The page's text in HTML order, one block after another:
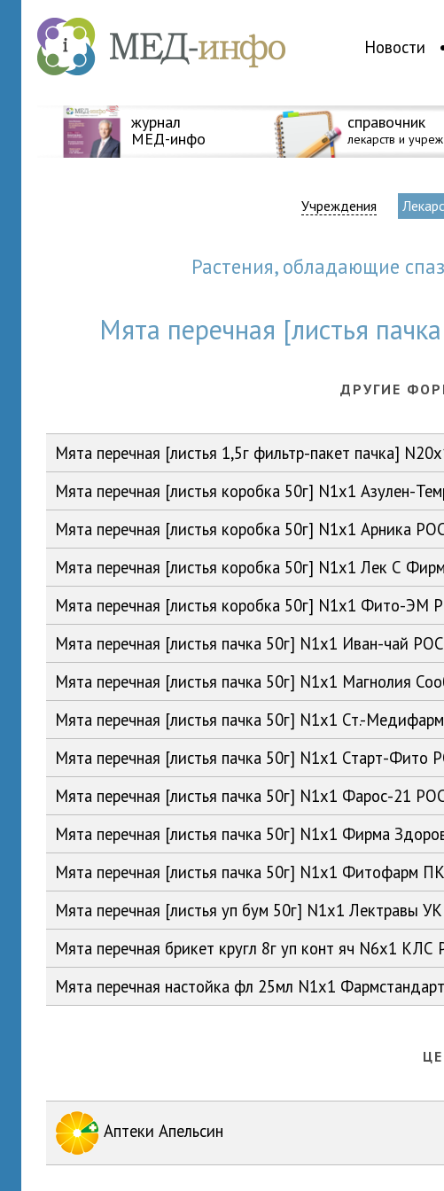
Новости
журнал
МЕД-инфо
справочник
лекарств и
Учреждения
Растения, обладающие
Мята перечная [листья
ДРУГИЕ
Мята перечная [листья 1,5г фильтр-пакет пачка]
Мята перечная [листья коробка 50г] N1x1 Азулен-
Мята перечная [листья коробка 50г] N1x1 Арника
Мята перечная [листья коробка 50г] N1x1 Лек С
Мята перечная [листья коробка 50г] N1x1 Фито-ЭМ
Мята перечная [листья пачка 50г] N1x1 Иван-чай РОС
Мята перечная [листья пачка 50г] N1x1 Магнолия
Мята перечная [листья пачка 50г] N1x1 Ст.-
Мята перечная [листья пачка 50г] N1x1 Старт-Фито
Мята перечная [листья пачка 50г] N1x1 Фарос-21
Мята перечная [листья пачка 50г] N1x1 Фирма
Мята перечная [листья пачка 50г] N1x1 Фитофарм
Мята перечная [листья уп бум 50г] N1x1 Лектравы
Мята перечная брикет кругл 8г уп конт яч N6x1 КЛС
Мята перечная настойка фл 25мл N1x1
Аптеки Апельсин